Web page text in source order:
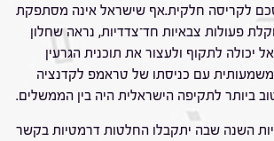
לקריסה חלקית.אף שישראל אינה מסתפקת
פעולות צבאיות חד־צדדיות, נראה שחלון
יכולה לתקוף ולעצור את תוכנית הגרעין
עם כניסתו של טראמפ לקדנציה
ביותר לתקיפה הישראלית היה בין הממשלים.
להיות השנה שבה יתקבלו החלטות דרמטיות בקשר